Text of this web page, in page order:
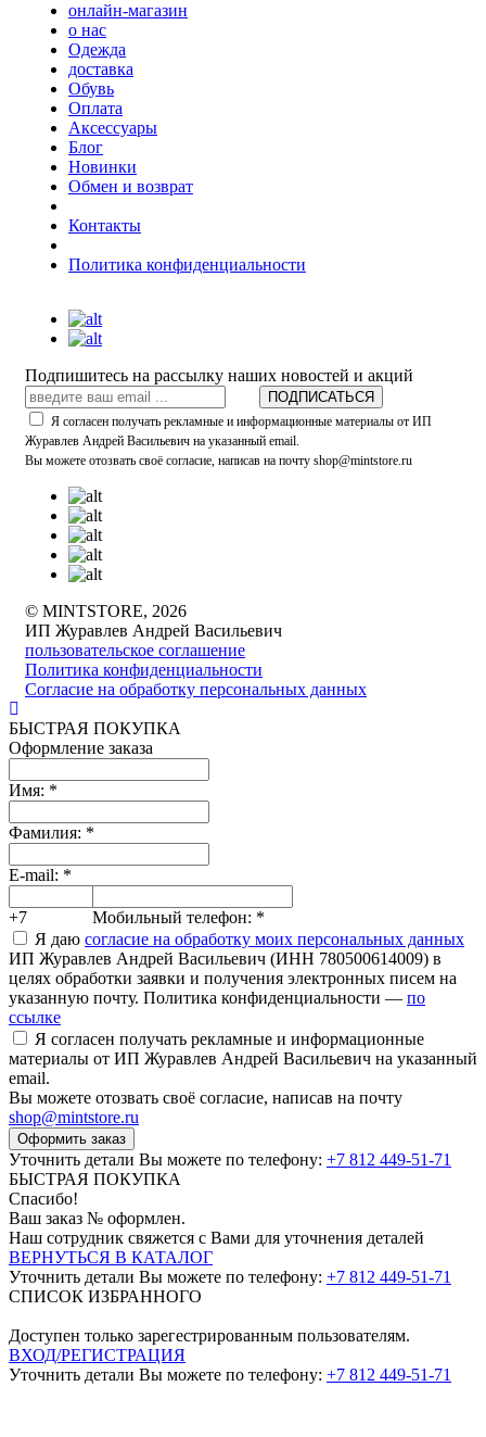
онлайн-магазин
о нас
Одежда
доставка
Обувь
Оплата
Аксессуары
Блог
Новинки
Обмен и возврат
Контакты
Политика конфиденциальности
Подпишитесь на рассылку наших новостей и акций
ПОДПИСАТЬСЯ
Я согласен получать рекламные и информационные материалы от ИП
Журавлев Андрей Васильевич на указанный email.
Вы можете отозвать своё согласие, написав на почту shop@mintstore.ru
© MINTSTORE, 2026
ИП Журавлев Андрей Васильевич
пользовательское соглашение
Политика конфиденциальности
Согласие на обработку персональных данных
БЫСТРАЯ ПОКУПКА
Оформление заказа
Имя: *
Фамилия: *
E-mail: *
+7 Мобильный телефон: *
Я даю согласие на обработку моих персональных данных
ИП Журавлев Андрей Васильевич (ИНН 780500614009) в
целях обработки заявки и получения электронных писем на
указанную почту. Политика конфиденциальности — по
ссылке
Я согласен получать рекламные и информационные
материалы от ИП Журавлев Андрей Васильевич на указанный
email.
Вы можете отозвать своё согласие, написав на почту
shop@mintstore.ru
Оформить заказ
Уточнить детали Вы можете по телефону: +7 812 449-51-71
БЫСТРАЯ ПОКУПКА
Спасибо!
Ваш заказ № оформлен.
Наш сотрудник свяжется с Вами для уточнения деталей
ВЕРНУТЬСЯ В КАТАЛОГ
Уточнить детали Вы можете по телефону: +7 812 449-51-71
СПИСОК ИЗБРАННОГО
Доступен только зарегестрированным пользователям.
ВХОД/РЕГИСТРАЦИЯ
Уточнить детали Вы можете по телефону: +7 812 449-51-71